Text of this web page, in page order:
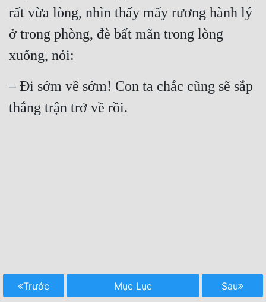
rất vừa lòng, nhìn thấy mấy rương hành lý
ở trong phòng, đè bất mãn trong lòng
xuống, nói:
– Đi sớm về sớm! Con ta chắc cũng sẽ sắp
thắng trận trở về rồi.
Trước Mục Lục Sau